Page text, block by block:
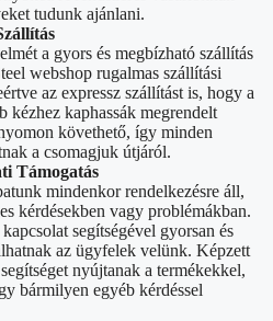
tudunk ajánlani.
a gyors és megbízható szállítás
webshop rugalmas szállítási
az expressz szállítást is, hogy a
kézhez kaphassák megrendelt
követhető, így minden
a csomagjuk útjáról.
Támogatás
mindenkor rendelkezésre áll,
kérdésekben vagy problémákban.
segítségével gyorsan és
az ügyfelek velünk. Képzett
nyújtanak a termékekkel,
bármilyen egyéb kérdéssel